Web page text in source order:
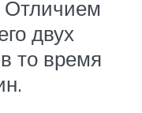
Отличием
двух
то время